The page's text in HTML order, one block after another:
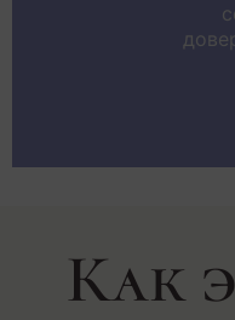
Как